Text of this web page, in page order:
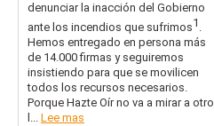
denunciar la inacción del Gobierno
ante los incendios que sufrimos1 .
Hemos entregado en persona más
de 14.000 firmas y seguiremos
insistiendo para que se movilicen
todos los recursos necesarios.
Porque Hazte Oír no va a mirar a otro
l... Lee mas